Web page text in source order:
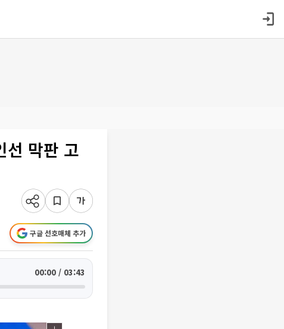
선 막판 고
구글 선호매체 추가
00:00 / 03:43